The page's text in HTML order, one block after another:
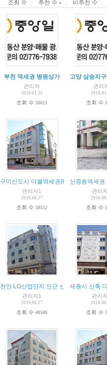
조회 수 추천 수 비추천 수
부천 역세권 병원상가
관리자
2016.01.25
조회 수 30021
고양 삼송지
관리
조회 수
구미신도시 더블역세권(KTX) 수익형건물
관리자1
2016.06.27
조회 수 38552
신중동역세권
관리
조회 수
천안 LG산업단지 인근 신축다가구 12%
관리자1
2016.06.27
조회 수 40586
세종시 신축
관리
조회 수